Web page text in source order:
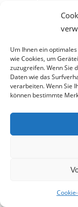
Um Ihnen ein
wie Cookies, um
zuzugreifen. Wenn Sie
Daten wie das
verarbeiten. Wenn Sie
können bestimmte
am besten mit
den Raum
Reinigung
Nutzen Sie den